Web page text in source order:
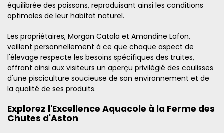
équilibrée des poissons, reproduisant ainsi les conditions
optimales de leur habitat naturel.
Les propriétaires, Morgan Catala et Amandine Lafon,
veillent personnellement à ce que chaque aspect de
l'élevage respecte les besoins spécifiques des truites,
offrant ainsi aux visiteurs un aperçu privilégié des coulisses
d'une pisciculture soucieuse de son environnement et de
la qualité de ses produits.
Explorez l'Excellence Aquacole à la Ferme des
Chutes d'Aston